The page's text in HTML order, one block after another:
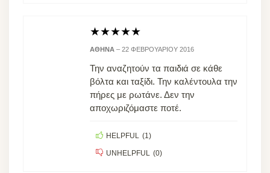
★★★★★
ΑΘΗΝΆ – 22 ΦΕΒΡΟΥΑΡΊΟΥ 2016
Την αναζητούν τα παιδιά σε κάθε
βόλτα και ταξίδι. Την καλέντουλα την
πήρες με ρωτάνε. Δεν την
αποχωριζόμαστε ποτέ.
HELPFUL (1)
UNHELPFUL (0)